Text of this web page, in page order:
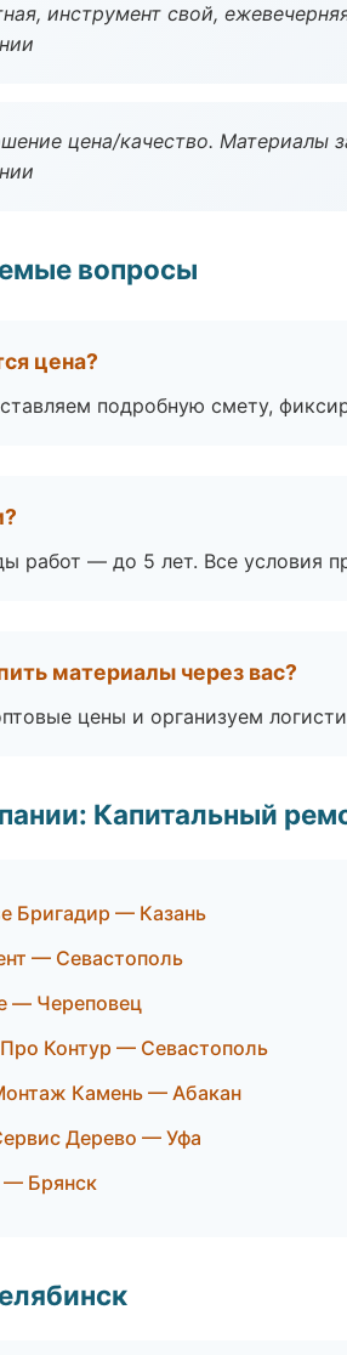
инструмент свой,
цена/качество. Материалы
вопросы
цена?
подробную смету,
работ — до 5 лет. Все условия
материалы через вас?
цены и организуем
Капитальный
Бригадир — Казань
— Севастополь
— Череповец
Контур — Севастополь
Камень — Абакан
Дерево — Уфа
— Брянск